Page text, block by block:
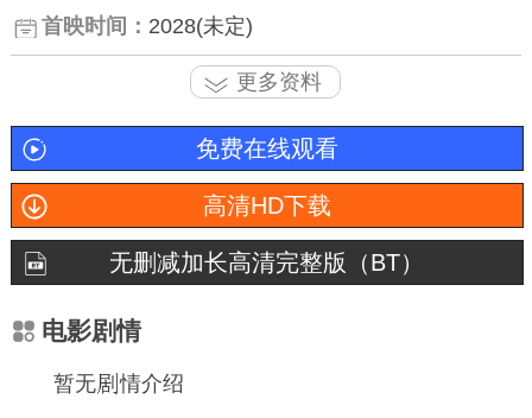
首映时间： 2028(未定)
更多资料
免费在线观看
高清HD下载
无删减加长高清完整版（BT）
电影剧情
暂无 情介绍